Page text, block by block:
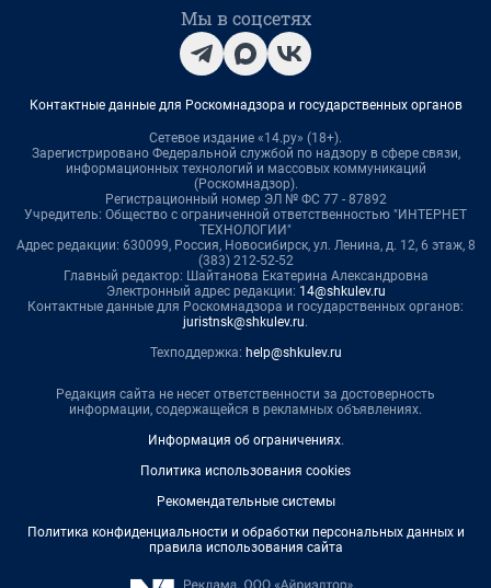
Мы в соцсетях
Контактные данные для Роскомнадзора и государственных органов
Сетевое издание «14.ру» (18+).
Зарегистрировано Федеральной службой по надзору в сфере связи,
информационных технологий и массовых коммуникаций
(Роскомнадзор).
Регистрационный номер ЭЛ № ФС 77 - 87892
Учредитель: Общество с ограниченной ответственностью "ИНТЕРНЕТ
ТЕХНОЛОГИИ"
Адрес редакции: 630099, Россия, Новосибирск, ул. Ленина, д. 12, 6 этаж, 8
(383) 212-52-52
Главный редактор: Шайтанова Екатерина Александровна
Электронный адрес редакции: 14@shkulev.ru
Контактные данные для Роскомнадзора и государственных органов:
juristnsk@shkulev.ru.
Техподдержка: help@shkulev.ru
Редакция сайта не несет ответственности за достоверность
информации, содержащейся в рекламных объявлениях.
Информация об ограничениях.
Политика использования cookies
Рекомендательные системы
Политика конфиденциальности и обработки персональных данных и
правила использования сайта